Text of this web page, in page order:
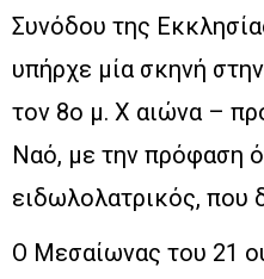
Συνόδου της
υπήρχε μία σκηνή
τον 8ο μ. Χ αιώνα –
Ναό, με την πρόφαση
ειδωλολατρικός, που
Ο Μεσαίωνας του 21